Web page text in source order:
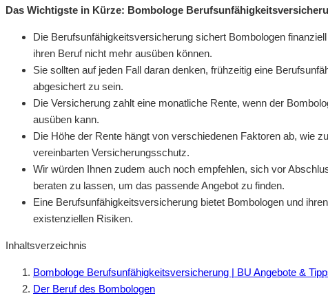
Das Wichtigste in Kürze: Bombologe
Die Berufsunfähigkeitsversicherung sichert Bombologen
ihren Beruf nicht mehr ausüben können.
Sie sollten auf jeden Fall daran denken, frühzeitig eine
abgesichert zu sein.
Die Versicherung zahlt eine monatliche Rente, wenn der
ausüben kann.
Die Höhe der Rente hängt von verschiedenen Faktoren ab, wie
vereinbarten Versicherungsschutz.
Wir würden Ihnen zudem auch noch empfehlen, sich vor
beraten zu lassen, um das passende Angebot zu finden.
Eine Berufsunfähigkeitsversicherung bietet Bombologen und
existenziellen Risiken.
Inhaltsverzeichnis
Bombologe Berufsunfähigkeitsversicherung | BU Angebote &
Der Beruf des Bombologen